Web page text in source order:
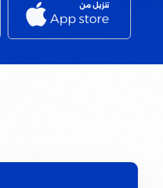
تنزيل من
App store